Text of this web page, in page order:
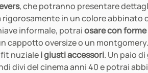
, che potranno presentare
in un colore abbinato
informale, potrai osare con
cappotto oversize o un montgomery.
nuziale i giusti accessori. Un paio di
divi del cinema anni 40 e potrai